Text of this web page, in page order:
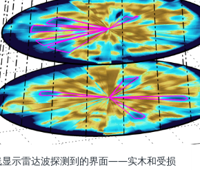
显示雷达波探测到的界面——实木和受损